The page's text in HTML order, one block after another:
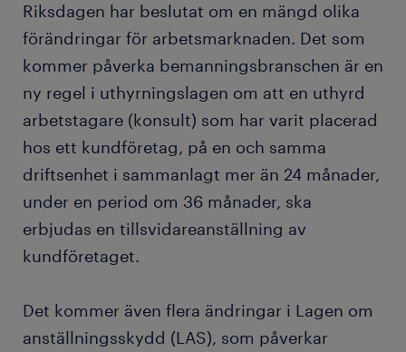
Riksdagen har beslutat om en mängd olika
förändringar för arbetsmarknaden. Det som
kommer påverka bemanningsbranschen är en
ny regel i uthyrningslagen om att en uthyrd
arbetstagare (konsult) som har varit placerad
hos ett kundföretag, på en och samma
driftsenhet i sammanlagt mer än 24 månader,
under en period om 36 månader, ska
erbjudas en tillsvidareanställning av
kundföretaget.
Det kommer även flera ändringar i Lagen om
anställningsskydd (LAS), som påverkar